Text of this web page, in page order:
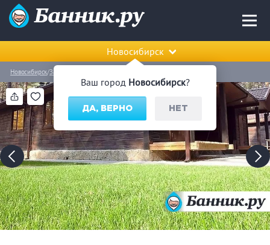
Ваш город Новосибирск?
ДА, ВЕРНО НЕТ
Новосибирск
Новосибирск Заельцовский район